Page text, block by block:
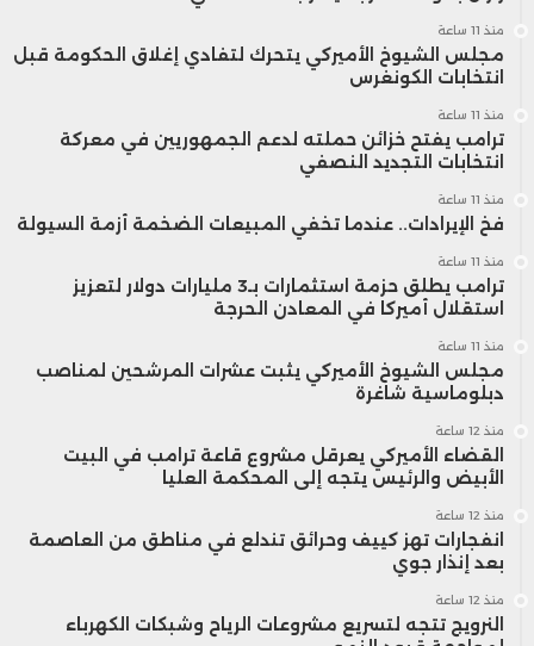
منذ 11 ساعة
مجلس الشيوخ الأميركي يتحرك لتفادي إغلاق الحكومة قبل
انتخابات الكونغرس
منذ 11 ساعة
ترامب يفتح خزائن حملته لدعم الجمهوريين في معركة
انتخابات التجديد النصفي
منذ 11 ساعة
فخ الإيرادات.. عندما تخفي المبيعات الضخمة أزمة السيولة
منذ 11 ساعة
ترامب يطلق حزمة استثمارات بـ3 مليارات دولار لتعزيز
استقلال أميركا في المعادن الحرجة
منذ 11 ساعة
مجلس الشيوخ الأميركي يثبت عشرات المرشحين لمناصب
دبلوماسية شاغرة
منذ 12 ساعة
القضاء الأميركي يعرقل مشروع قاعة ترامب في البيت
الأبيض والرئيس يتجه إلى المحكمة العليا
منذ 12 ساعة
انفجارات تهز كييف وحرائق تندلع في مناطق من العاصمة
بعد إنذار جوي
منذ 12 ساعة
النرويج تتجه لتسريع مشروعات الرياح وشبكات الكهرباء